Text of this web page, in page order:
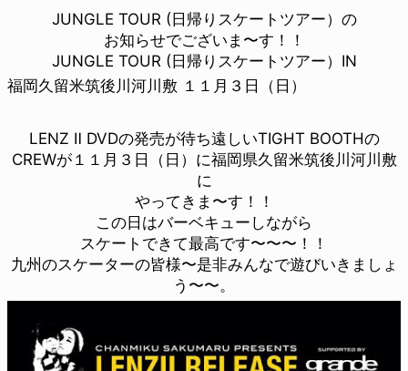
JUNGLE TOUR (日帰りスケートツアー）の
お知らせでございま〜す！！
JUNGLE TOUR (日帰りスケートツアー）IN
福岡久留米筑後川河川敷 １１月３日（日）
LENZ Ⅱ DVDの発売が待ち遠しいTIGHT BOOTHの
CREWが１１月３日（日）に福岡県久留米筑後川河川敷
に
やってきま〜す！！
この日はバーベキューしながら
スケートできて最高です〜〜〜！！
九州のスケーターの皆様〜是非みんなで遊びいきましょ
う〜〜。